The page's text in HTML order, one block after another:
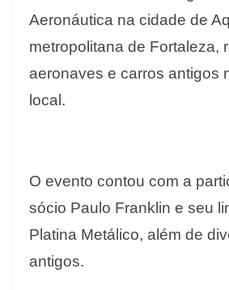
Aeronáutica na cidade de
metropolitana de Fortaleza,
aeronaves e carros antigos
local.
O evento contou com a
sócio Paulo Franklin e seu
Platina Metálico, além de
antigos.